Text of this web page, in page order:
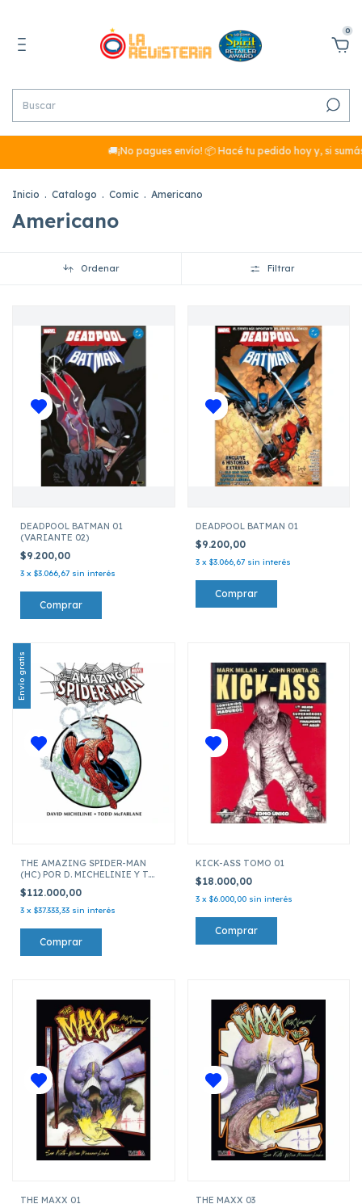
0
🚚¡No pagues envío! 📦 Hacé tu pedido hoy y, si sumás más
Inicio . Catalogo . Comic . Americano
Americano
Ordenar Filtrar
DEADPOOL BATMAN 01
(VARIANTE 02)
$9.200,00
3 x $3.066,67 sin interés
DEADPOOL BATMAN 01
$9.200,00
3 x $3.066,67 sin interés
Envío gratis
THE AMAZING SPIDER-MAN
(HC) POR D. MICHELINIE Y T.
$112.000,00
3 x $37.333,33 sin interés
KICK-ASS TOMO 01
$18.000,00
3 x $6.000,00 sin interés
THE MAXX 01 THE MAXX 03